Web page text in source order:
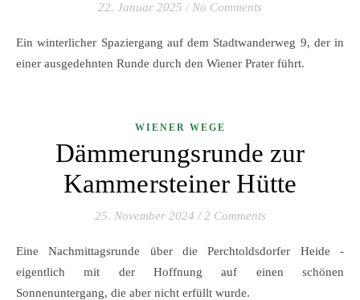
22. Januar 2025 / No Comments
Ein winterlicher Spaziergang auf dem Stadtwanderweg 9, der in
einer ausgedehnten Runde durch den Wiener Prater führt.
WIENER WEGE
Dämmerungsrunde zur
Kammersteiner Hütte
25. November 2024 / 2 Comments
Eine Nachmittagsrunde über die Perchtoldsdorfer Heide -
eigentlich mit der Hoffnung auf einen schönen
Sonnenuntergang, die aber nicht erfüllt wurde.